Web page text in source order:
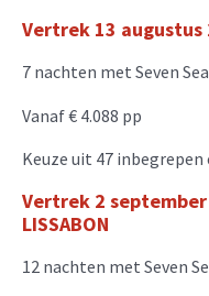
Vertrek 13 augustus
7 nachten met Seven
Vanaf € 4.088 pp
Keuze uit 47 inbegrepen
Vertrek 2 september
LISSABON
12 nachten met Seven